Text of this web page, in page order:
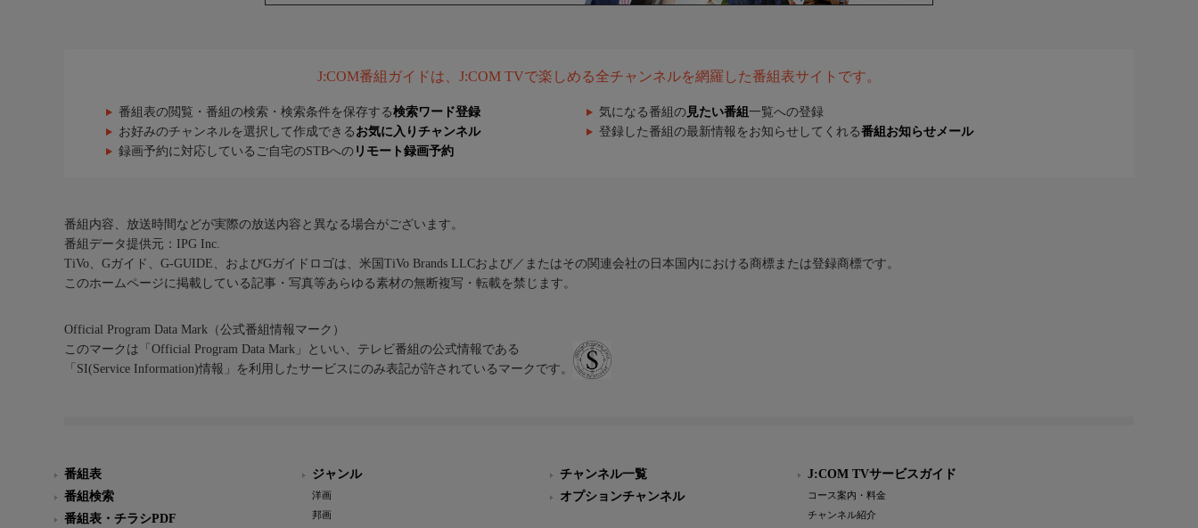
J:COM番組ガイドは、J:COM TVで楽しめる全チャンネルを網羅した番組表サイトです。
番組表の閲覧・番組の検索・検索条件を保存する検索ワード登録 気になる番組の 見たい番組 一覧への登録
お好みのチャンネルを選択して作成できる お気に入りチャンネル 登録した番組の最新情報をお知らせしてくれる番組お知らせメール
録画予約に対応しているご自宅のSTBへの リモート録画予約
番組内容、放送時間などが実際の放送内容と異なる場合がございます。
番組データ提供元：IPG Inc.
TiVo、Gガイド、G-GUIDE、およびGガイドロゴは、米国TiVo Brands LLCおよび／またはその関連会社の日本国内における商標または登録商標です。
このホームページに掲載している記事・写真等あらゆる素材の無断複写・転載を禁じます。
Official Program Data Mark（公式番組情報マーク）
このマークは「Official Program Data Mark」といい、テレビ番組の公式情報である
「SI(Service Information)情報」を利用したサービスにのみ表記が許されているマークです。
番組表
番組検索
番組表・チラシPDF
ジャンル
洋画
邦画
チャンネル一覧
オプションチャンネル
J:COM TVサービスガイド
コース案内・料金
チャンネル紹介